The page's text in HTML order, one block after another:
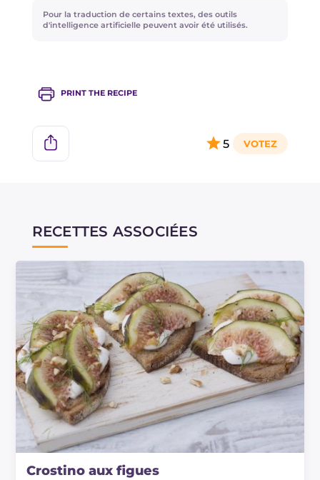
se mariera parfaitement avec le carpaccio de
figues et gorgonzola.
Pour la traduction de certains textes, des outils
d'intelligence artificielle peuvent avoir été utilisés.
PRINT THE RECIPE
5
RECETTES ASSOCIÉES
Crostino aux figues